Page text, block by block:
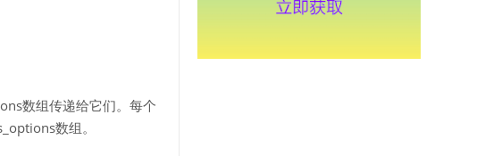
数组传递给它们。每个
数组。